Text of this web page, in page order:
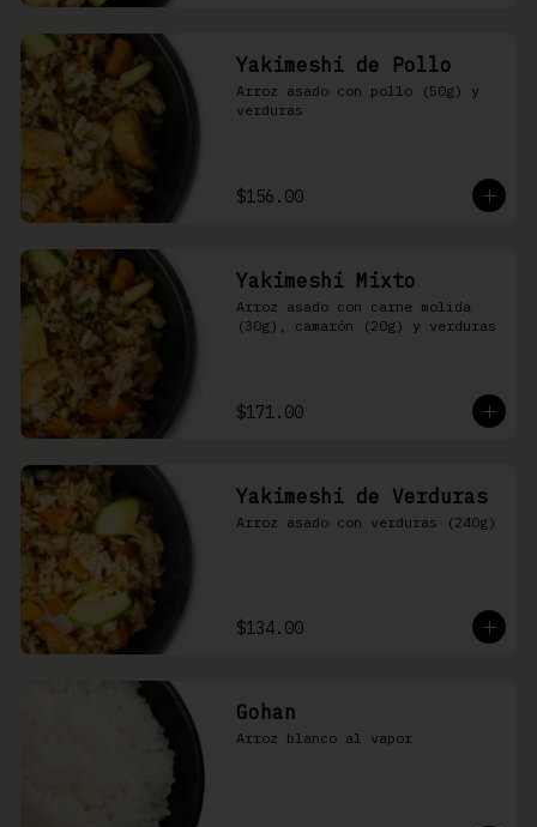
Yakimeshi de Pollo
Arroz asado con pollo (50g) y
verduras
$156.00
Yakimeshi Mixto
Arroz asado con carne molida
(30g), camarón (20g) y verduras
$171.00
Yakimeshi de Verduras
Arroz asado con verduras (240g)
$134.00
Gohan
Arroz blanco al vapor